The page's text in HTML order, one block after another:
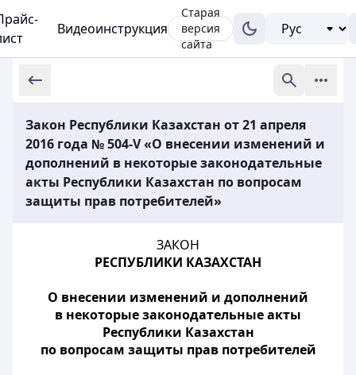
Видеоинструкция
Старая
версия
сайта
Закон Республики Казахстан от 21 апреля
2016 года № 504-V «О внесении изменений и
дополнений в некоторые законодательные
акты Республики Казахстан по вопросам
защиты прав потребителей»
ЗАКОН
РЕСПУБЛИКИ КАЗАХСТАН
О внесении изменений и дополнений
в некоторые законодательные акты
Республики Казахстан
по вопросам защиты прав потребителей